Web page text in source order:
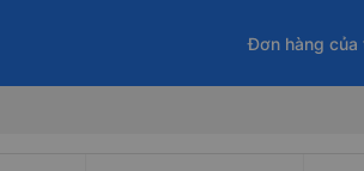
Đơn hàng của